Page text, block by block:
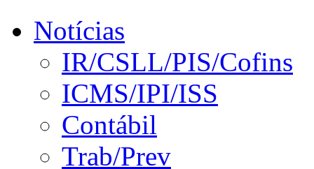
Notícias
IR/CSLL/PIS/Cofins
ICMS/IPI/ISS
Contábil
Trab/Prev